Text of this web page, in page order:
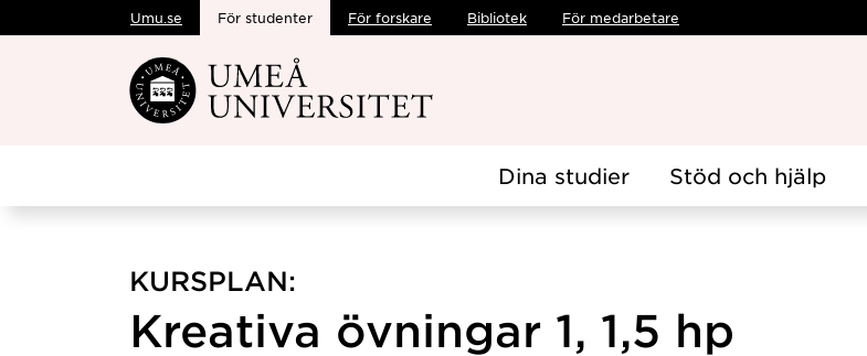
Hoppa direkt till innehållet
Umu.se För studenter För forskare Bibliotek För medarbetare
Dina studier Stöd och hjälp
KURSPLAN:
Kreativa övningar 1, 1,5 hp